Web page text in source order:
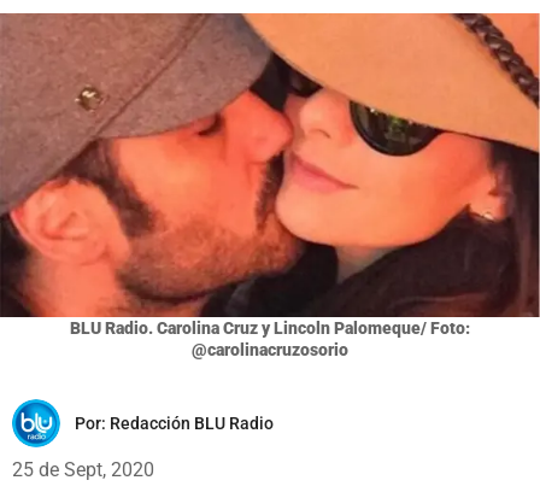
BLU Radio. Carolina Cruz y Lincoln Palomeque/ Foto:
@carolinacruzosorio
Por: Redacción BLU Radio
25 de Sept, 2020